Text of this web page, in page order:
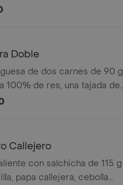
BBQ, salsa Corral,
Doble
de dos carnes de 90 g
100% de res, una tajada de
mozzarella, papas
Callejero
con salchicha de 115 g
papa callejera, cebolla